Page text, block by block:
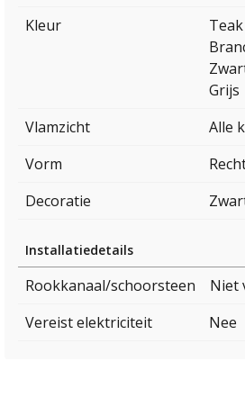
Kleur
Teak
Grijs
Vlamzicht
Alle
Vorm
Decoratie
Installatiedetails
Rookkanaal/schoorsteen
Niet
Vereist elektriciteit
Nee